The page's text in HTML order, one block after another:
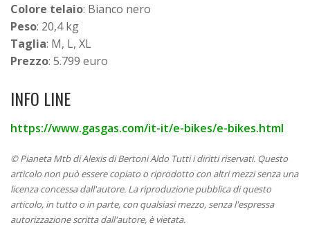
Colore telaio: Bianco nero
Peso: 20,4 kg
Taglia: M, L, XL
Prezzo: 5.799 euro
INFO LINE
https://www.gasgas.com/it-it/e-bikes/e-bikes.html
© Pianeta Mtb di Alexis di Bertoni Aldo Tutti i diritti riservati. Questo
articolo non può essere copiato o riprodotto con altri mezzi senza una
licenza concessa dall'autore. La riproduzione pubblica di questo
articolo, in tutto o in parte, con qualsiasi mezzo, senza l'espressa
autorizzazione scritta dall'autore, è vietata.